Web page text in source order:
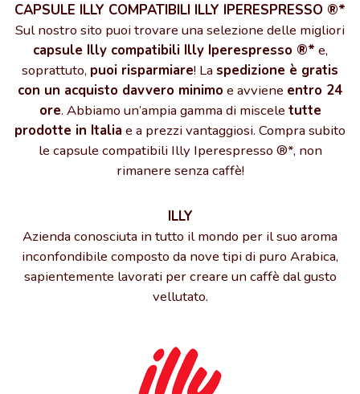
CAPSULE ILLY COMPATIBILI ILLY IPERESPRESSO ®*
Sul nostro sito puoi trovare una selezione delle migliori
capsule Illy compatibili Illy Iperespresso ®* e,
soprattuto, puoi risparmiare! La spedizione è gratis
con un acquisto davvero minimo e avviene entro 24
ore. Abbiamo un’ampia gamma di miscele tutte
prodotte in Italiae a prezzi vantaggiosi. Compra subito
le capsule compatibili Illy Iperespresso ®*, non
rimanere senza caffè!
ILLY
Azienda conosciuta in tutto il mondo per il suo aroma
inconfondibile composto da nove tipi di puro Arabica,
sapientemente lavorati per creare un caffè dal gusto
vellutato.